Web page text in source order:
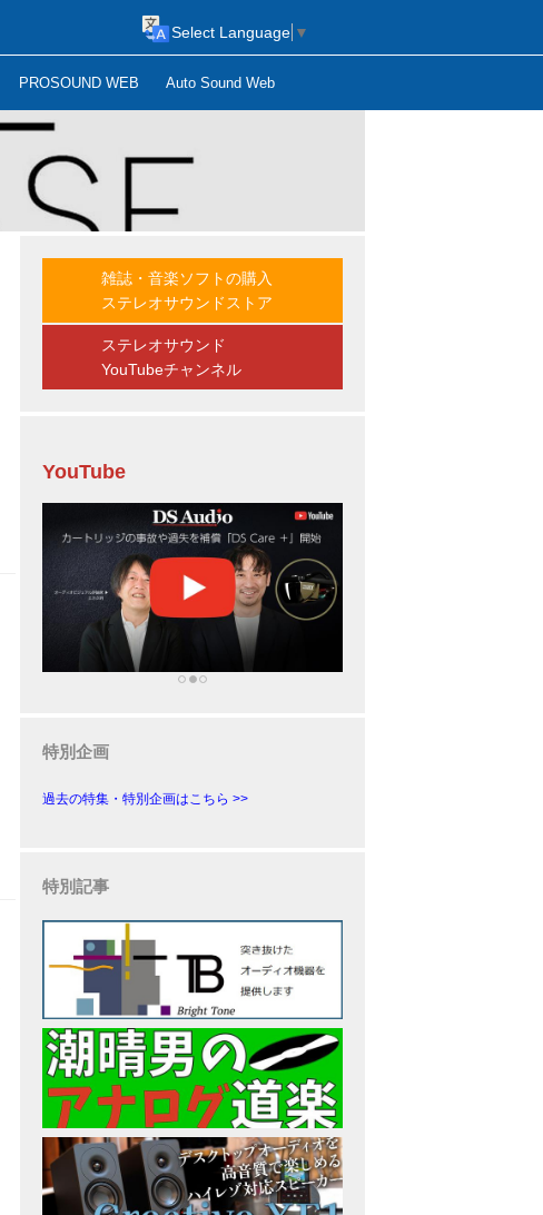
PROSOUND WEB Auto Sound Web
Select Language ▼
雑誌・音楽ソフトの購入
ステレオサウンドストア
ステレオサウンド
YouTubeチャンネル
YouTube
特別企画
過去の特集・特別企画はこちら >>
特別記事